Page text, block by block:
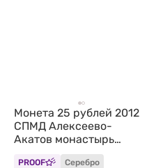
Монета 25 рублей 2012
СПМД Алексеево-
Акатов монастырь
Воронеж
PROOF Серебро